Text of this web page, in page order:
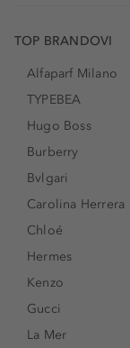
TOP BRANDOVI
Alfaparf Milano
TYPEBEA
Hugo Boss
Burberry
Bvlgari
Carolina Herrera
Chloé
Hermes
Kenzo
Gucci
La Mer